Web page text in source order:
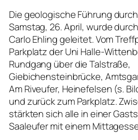
Die geologische Führung
Samstag, 26. April, wurde
Carlo Ehling geleitet. Vom
Parkplatz der Uni Halle-
Rundgang über die Talstraße,
Giebichensteinbrücke,
Am Riveufer, Heinefelsen (s.
und zurück zum Parkplatz.
stärkten sich alle in einer
Saaleufer mit einem